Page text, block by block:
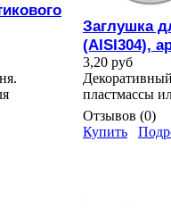
Заглушка
(AISI304),
3,20 руб
пластмассы
Отзывов (0)
Купить